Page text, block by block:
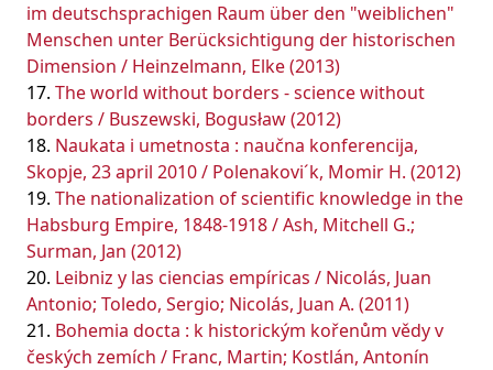
im deutschsprachigen Raum über den "weiblichen"
Menschen unter Berücksichtigung der historischen
Dimension / Heinzelmann, Elke (2013)
The world without borders - science without
borders / Buszewski, Bogusław (2012)
Naukata i umetnosta : naučna konferencija,
Skopje, 23 april 2010 / Polenakovi´k, Momir H. (2012)
The nationalization of scientific knowledge in the
Habsburg Empire, 1848-1918 / Ash, Mitchell G.;
Surman, Jan (2012)
Leibniz y las ciencias empíricas / Nicolás, Juan
Antonio; Toledo, Sergio; Nicolás, Juan A. (2011)
Bohemia docta : k historickým kořenům vědy v
českých zemích / Franc, Martin; Kostlán, Antonín